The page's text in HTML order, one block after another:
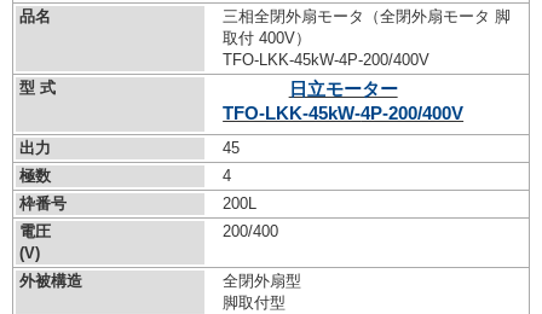
品名
三相全閉外扇モータ（全閉外扇モータ 脚
取付 400V）
TFO-LKK-45kW-4P-200/400V
型 式
日立モーター
TFO-LKK-45kW-4P-200/400V
出力
45
極数
4
枠番号
200L
電圧
(V)
200/400
外被構造
全閉外扇型
脚取付型